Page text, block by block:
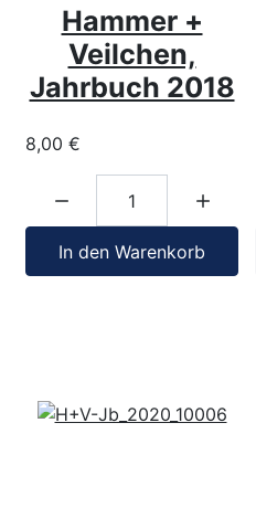
Hammer +
Veilchen,
Jahrbuch 2018
8,00 €
In den Warenkorb